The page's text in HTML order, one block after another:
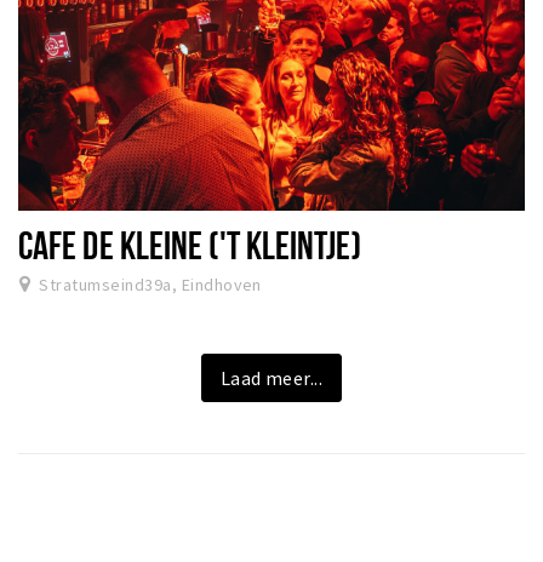
CAFE DE KLEINE ('T KLEINTJE)
Stratumseind39a, Eindhoven
Laad meer...